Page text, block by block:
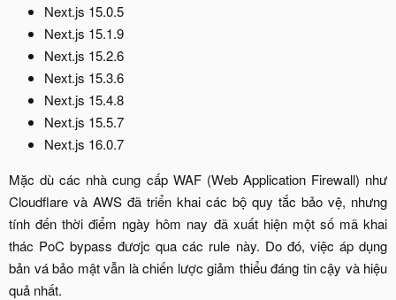
Next.js 15.0.5​
Next.js 15.1.9​
Next.js 15.2.6​
Next.js 15.3.6​
Next.js 15.4.8​
Next.js 15.5.7​
Next.js 16.0.7​
Mặc dù các nhà cung cấp WAF (Web Application Firewall) như
Cloudflare và AWS đã triển khai các bộ quy tắc bảo vệ, nhưng
tính đến thời điểm ngày hôm nay đã xuất hiện một số mã khai
thác PoC bypass đươjc qua các rule này. Do đó, việc áp dụng
bản vá bảo mật vẫn là chiến lược giảm thiểu đáng tin cậy và hiệu
quả nhất.